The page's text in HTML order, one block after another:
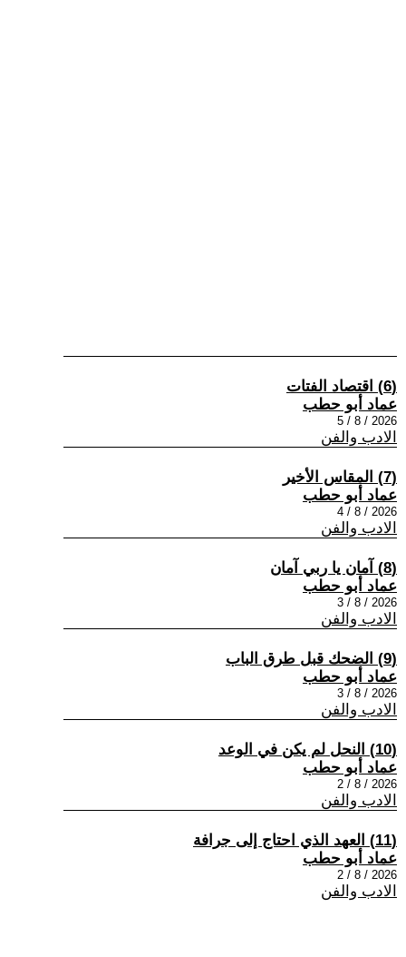
(6) اقتصاد الفتات
عماد أبو حطب
2026 / 8 / 5
الادب والفن
(7) المقاس الأخير
عماد أبو حطب
2026 / 8 / 4
الادب والفن
(8) آمان يا ربي آمان
عماد أبو حطب
2026 / 8 / 3
الادب والفن
(9) الضحك قبل طرق الباب
عماد أبو حطب
2026 / 8 / 3
الادب والفن
(10) النحل لم يكن في الوعد
عماد أبو حطب
2026 / 8 / 2
الادب والفن
(11) العهد الذي احتاج إلى جرافة
عماد أبو حطب
2026 / 8 / 2
الادب والفن